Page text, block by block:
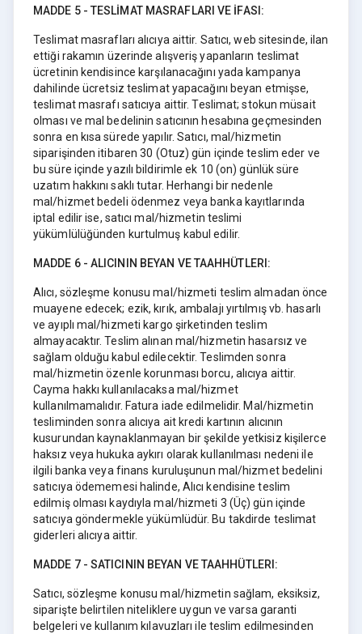
MADDE 5 - TESLİMAT MASRAFLARI VE İFASI:
Teslimat masrafları alıcıya aittir. Satıcı, web sitesinde, ilan
ettiği rakamın üzerinde alışveriş yapanların teslimat
ücretinin kendisince karşılanacağını yada kampanya
dahilinde ücretsiz teslimat yapacağını beyan etmişse,
teslimat masrafı satıcıya aittir. Teslimat; stokun müsait
olması ve mal bedelinin satıcının hesabına geçmesinden
sonra en kısa sürede yapılır. Satıcı, mal/hizmetin
siparişinden itibaren 30 (Otuz) gün içinde teslim eder ve
bu süre içinde yazılı bildirimle ek 10 (on) günlük süre
uzatım hakkını saklı tutar. Herhangi bir nedenle
mal/hizmet bedeli ödenmez veya banka kayıtlarında
iptal edilir ise, satıcı mal/hizmetin teslimi
yükümlülüğünden kurtulmuş kabul edilir.
MADDE 6 - ALICININ BEYAN VE TAAHHÜTLERI:
Alıcı, sözleşme konusu mal/hizmeti teslim almadan önce
muayene edecek; ezik, kırık, ambalajı yırtılmış vb. hasarlı
ve ayıplı mal/hizmeti kargo şirketinden teslim
almayacaktır. Teslim alınan mal/hizmetin hasarsız ve
sağlam olduğu kabul edilecektir. Teslimden sonra
mal/hizmetin özenle korunması borcu, alıcıya aittir.
Cayma hakkı kullanılacaksa mal/hizmet
kullanılmamalıdır. Fatura iade edilmelidir. Mal/hizmetin
tesliminden sonra alıcıya ait kredi kartının alıcının
kusurundan kaynaklanmayan bir şekilde yetkisiz kişilerce
haksız veya hukuka aykırı olarak kullanılması nedeni ile
ilgili banka veya finans kuruluşunun mal/hizmet bedelini
satıcıya ödememesi halinde, Alıcı kendisine teslim
edilmiş olması kaydıyla mal/hizmeti 3 (Üç) gün içinde
satıcıya göndermekle yükümlüdür. Bu takdirde teslimat
giderleri alıcıya aittir.
MADDE 7 - SATICININ BEYAN VE TAAHHÜTLERI:
Satıcı, sözleşme konusu mal/hizmetin sağlam, eksiksiz,
siparişte belirtilen niteliklere uygun ve varsa garanti
belgeleri ve kullanım kılavuzları ile teslim edilmesinden